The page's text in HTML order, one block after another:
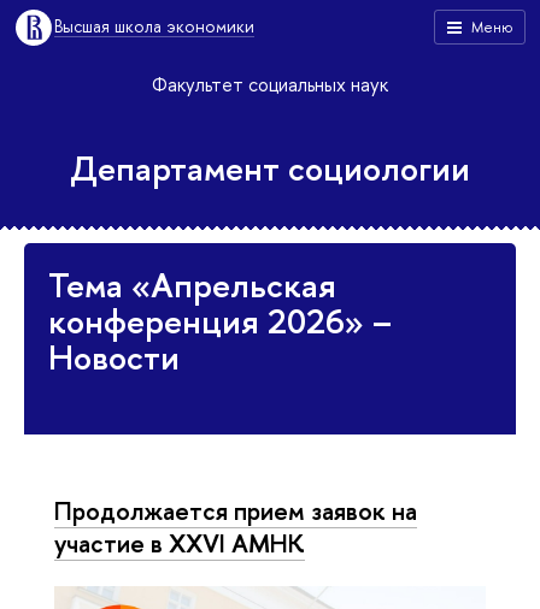
Меню
Высшая школа экономики
Факультет социальных наук
Департамент социологии
Тема «Апрельская
конференция 2026» –
Новости
Продолжается прием заявок на
участие в XXVI АМНК